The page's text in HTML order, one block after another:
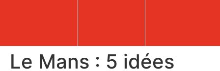
Le Mans : 5 idées